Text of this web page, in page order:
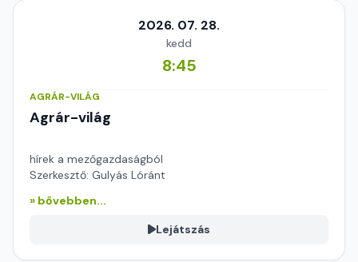
2026. 07. 28.
kedd
8:45
AGRÁR-VILÁG
Agrár-világ
hírek a mezőgazdaságból
Szerkesztő: Gulyás Lóránt
» bővebben...
Lejátszás